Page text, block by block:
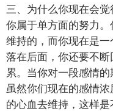
三、为什么你现在会
你属于单方面的努力
维持的，而你现在是
落在后面，你还要不
累。当你对一段感情的
虽然你们现在的感情
的心血去维持，这样